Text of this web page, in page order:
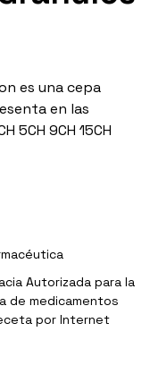
es una cepa
en las
5CH 9CH 15CH
Autorizada para la
de medicamentos
por Internet